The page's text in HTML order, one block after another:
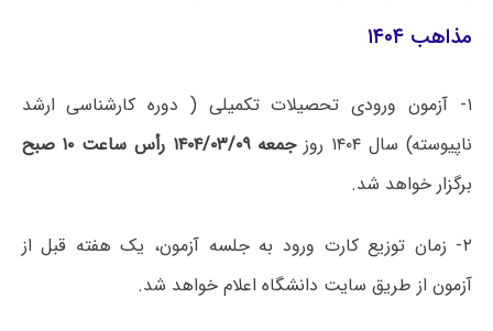
مذاهب ۱۴۰۴
۱- آزمون ورودی تحصیلات تکمیلی ( دوره کارشناسی ارشد
ناپیوسته) سال ۱۴۰۴ روز
جمعه ۱۴۰۴/۰۳/۰۹ رأس ساعت ۱۰ صبح
برگزار خواهد شد.
۲- زمان توزیع کارت ورود به جلسه آزمون، یک هفته قبل از
آزمون از طریق سایت دانشگاه اعلام خواهد شد.